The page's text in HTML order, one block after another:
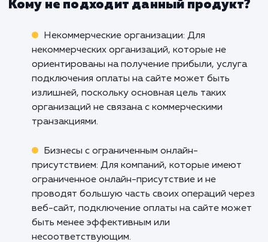
компаний, предоставляющих услуги
бронирования или бронирования,
оплаты на сайте облегчает процесс оплаты
подтверждения заказов. Клиенты могут
оплатить услугу, что сокращает время и
снижает риск отмены бронирования.
Онлайн-образование и тренинги: Для
платформ онлайн-образования и тренингов
подключение оплаты на сайте позволяет
студентам удобно оплачивать курсы или
подписки, обеспечивая непрерывный доступ
обучению.